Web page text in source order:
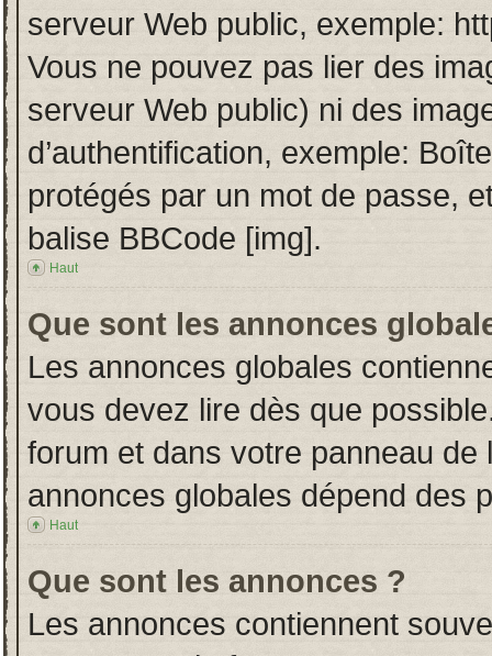
serveur Web public, exemple:
Vous ne pouvez pas lier des
serveur Web public) ni des
d’authentification, exemple:
protégés par un mot de passe,
balise BBCode [img].
Haut
Que sont les annonces
Les annonces globales
vous devez lire dès que
forum et dans votre panneau de
annonces globales dépend des
Haut
Que sont les annonces ?
Les annonces contiennent